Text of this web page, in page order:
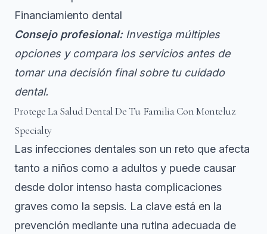
Financiamiento dental
Consejo profesional: Investiga múltiples
opciones y compara los servicios antes de
tomar una decisión final sobre tu cuidado
dental.
Protege La Salud Dental De Tu Familia Con Monteluz
Specialty
Las infecciones dentales son un reto que afecta
tanto a niños como a adultos y puede causar
desde dolor intenso hasta complicaciones
graves como la sepsis. La clave está en la
prevención mediante una rutina adecuada de